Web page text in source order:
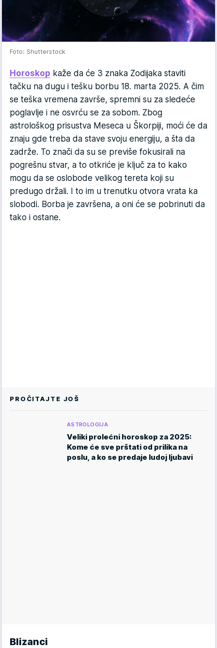
Foto: Shutterstock
Horoskop kaže da će 3 znaka Zodijaka staviti
tačku na dugu i tešku borbu 18. marta 2025. A čim
se teška vremena završe, spremni su za sledeće
poglavlje i ne osvrću se za sobom. Zbog
astrološkog prisustva Meseca u Škorpiji, moći će da
znaju gde treba da stave svoju energiju, a šta da
zadrže. To znači da su se previše fokusirali na
pogrešnu stvar, a to otkriće je ključ za to kako
mogu da se oslobode velikog tereta koji su
predugo držali. I to im u trenutku otvora vrata ka
slobodi. Borba je završena, a oni će se pobrinuti da
tako i ostane.
PROČITAJTE JOŠ
ASTROLOGIJA
Veliki prolećni horoskop za 2025:
Kome će sve prštati od prilika na
poslu, a ko se predaje ludoj ljubavi
Blizanci